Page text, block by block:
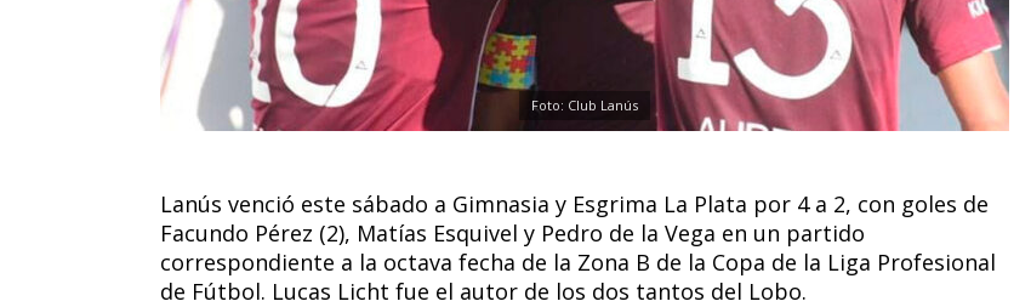
Foto: Club Lanús
Lanús venció este sábado a Gimnasia y Esgrima La Plata por 4 a 2, con goles de
Facundo Pérez (2), Matías Esquivel y Pedro de la Vega en un partido
correspondiente a la octava fecha de la Zona B de la Copa de la Liga Profesional
de Fútbol. Lucas Licht fue el autor de los dos tantos del Lobo.